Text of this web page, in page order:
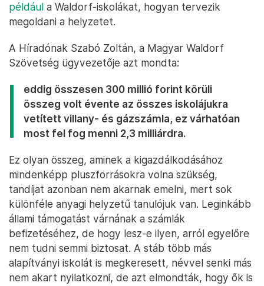
például a Waldorf-iskolákat, hogyan tervezik
megoldani a helyzetet.
A Híradónak Szabó Zoltán, a Magyar Waldorf
Szövetség ügyvezetője azt mondta:
eddig összesen 300 millió forint körüli
összeg volt évente az összes iskolájukra
vetített villany- és gázszámla, ez várhatóan
most fel fog menni 2,3 milliárdra.
Ez olyan összeg, aminek a kigazdálkodásához
mindenképp pluszforrásokra volna szükség,
tandíjat azonban nem akarnak emelni, mert sok
különféle anyagi helyzetű tanulójuk van. Leginkább
állami támogatást várnának a számlák
befizetéséhez, de hogy lesz-e ilyen, arról egyelőre
nem tudni semmi biztosat. A stáb több más
alapítványi iskolát is megkeresett, névvel senki más
nem akart nyilatkozni, de azt elmondták, hogy ők is